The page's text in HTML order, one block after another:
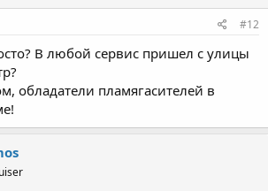
#12
В любой сервис пришел с улицы
обладатели пламягасителей в